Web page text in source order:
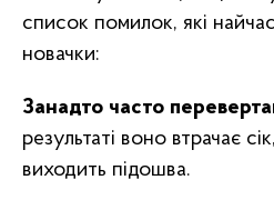
список помилок, які
новачки:
Занадто часто
результаті воно втрачає
виходить підошва.